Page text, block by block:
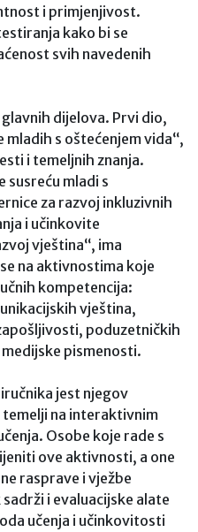
i primjenjivost.
kako bi se
svih navedenih
dijelova. Prvi dio,
mladih s oštećenjem vida“,
i temeljnih znanja.
susreću mladi s
za razvoj inkluzivnih
i učinkovite
vještina“, ima
na aktivnostima koje
kompetencija:
vještina,
poduzetničkih
pismenosti.
jest njegov
na interaktivnim
Osobe koje rade s
ove aktivnosti, a one
rasprave i vježbe
i evaluacijske alate
učenja i učinkovitosti